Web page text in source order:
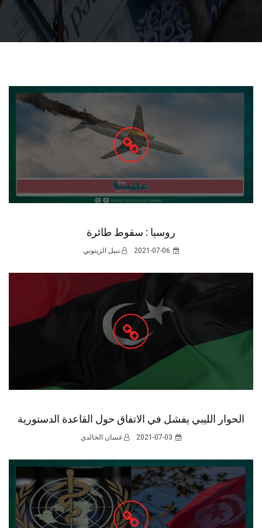
روسيا : سقوط طائرة
2021-07-06 نبيل الزيتوني
الحوار الليبي يفشل في الاتفاق حول القاعدة الدستورية
2021-07-03 غسان الخالدي